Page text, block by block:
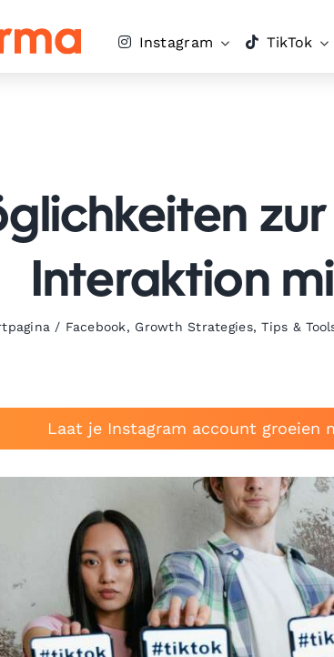
Instagram TikTok
Interaktion
/ Facebook, Growth Strategies,Tips &
Laat je Instagram account groeien